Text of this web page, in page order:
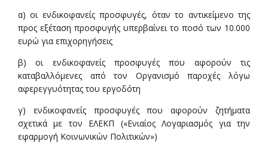
α) οι ενδικοφανείς προσφυγές, όταν το αντικείμενο της
προς εξέταση προσφυγής υπερβαίνει το ποσό των 10.000
ευρώ για επιχορηγήσεις
β) οι ενδικοφανείς προσφυγές που αφορούν τις
καταβαλλόμενες από τον Οργανισμό παροχές λόγω
αφερεγγυότητας του εργοδότη
γ) ενδικοφανείς προσφυγές που αφορούν ζητήματα
σχετικά με τον ΕΛΕΚΠ («Ενιαίος Λογαριασμός για την
εφαρμογή Κοινωνικών Πολιτικών»)